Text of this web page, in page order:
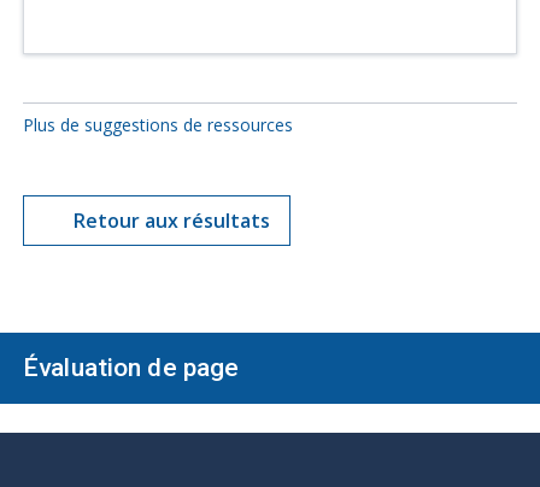
Plus de suggestions de ressources
Retour aux résultats
Évaluation de page